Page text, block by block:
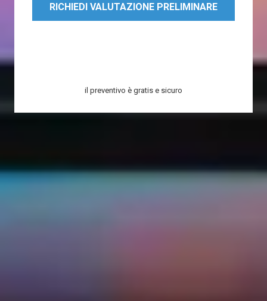
RICHIEDI VALUTAZIONE PRELIMINARE
il preventivo è gratis e sicuro